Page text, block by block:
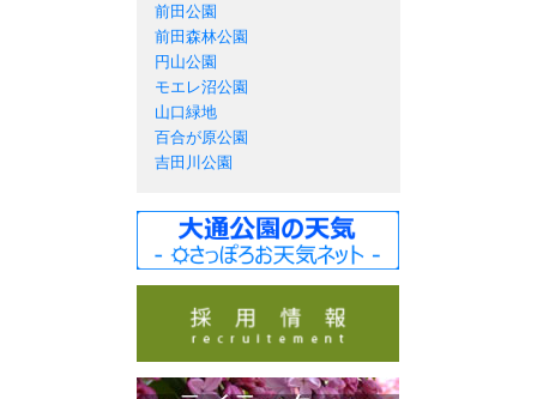
前田公園
前田森林公園
円山公園
モエレ沼公園
山口緑地
百合が原公園
吉田川公園